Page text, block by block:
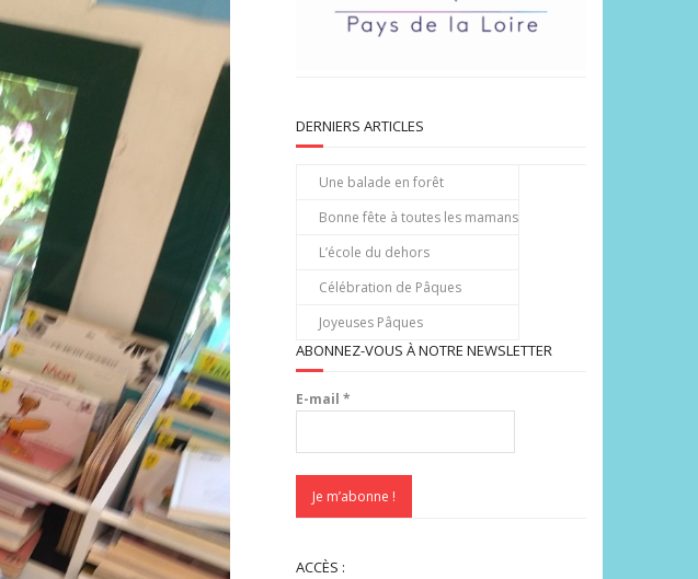
DERNIERS ARTICLES
Une balade en forêt
Bonne fête à toutes les mamans
L’école du dehors
Célébration de Pâques
Joyeuses Pâques
ABONNEZ-VOUS À NOTRE NEWSLETTER
E-mail *
ACCÈS :